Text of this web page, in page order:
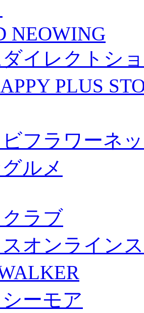
NEOWING
イレクトシ
PLUS
フラワーネ
ルメ
ラブ
オンライン
ーモア